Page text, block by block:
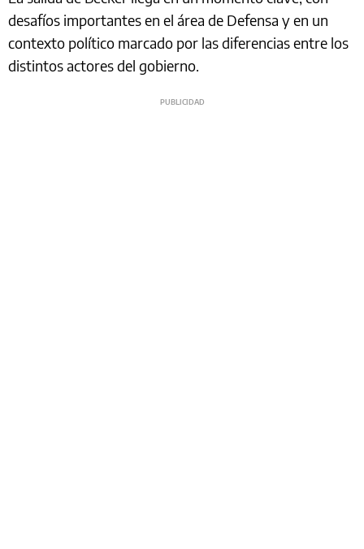
desafíos importantes en el área de Defensa y en un
contexto político marcado por las diferencias entre los
distintos actores del gobierno.